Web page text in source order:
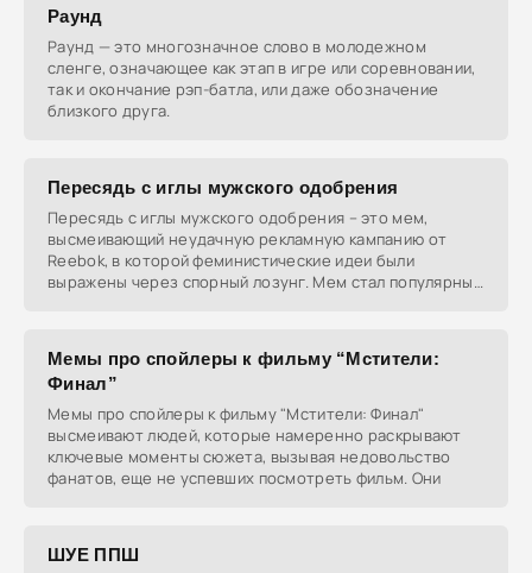
Раунд
Раунд — это многозначное слово в молодежном
сленге, означающее как этап в игре или соревновании,
так и окончание рэп-батла, или даже обозначение
близкого друга.
Пересядь с иглы мужского одобрения
Пересядь с иглы мужского одобрения – это мем,
высмеивающий неудачную рекламную кампанию от
Reebok, в которой феминистические идеи были
выражены через спорный лозунг. Мем стал популярным
Мемы про спойлеры к фильму “Мстители:
Финал”
Мемы про спойлеры к фильму "Мстители: Финал"
высмеивают людей, которые намеренно раскрывают
ключевые моменты сюжета, вызывая недовольство
фанатов, еще не успевших посмотреть фильм. Они
ШУЕ ППШ